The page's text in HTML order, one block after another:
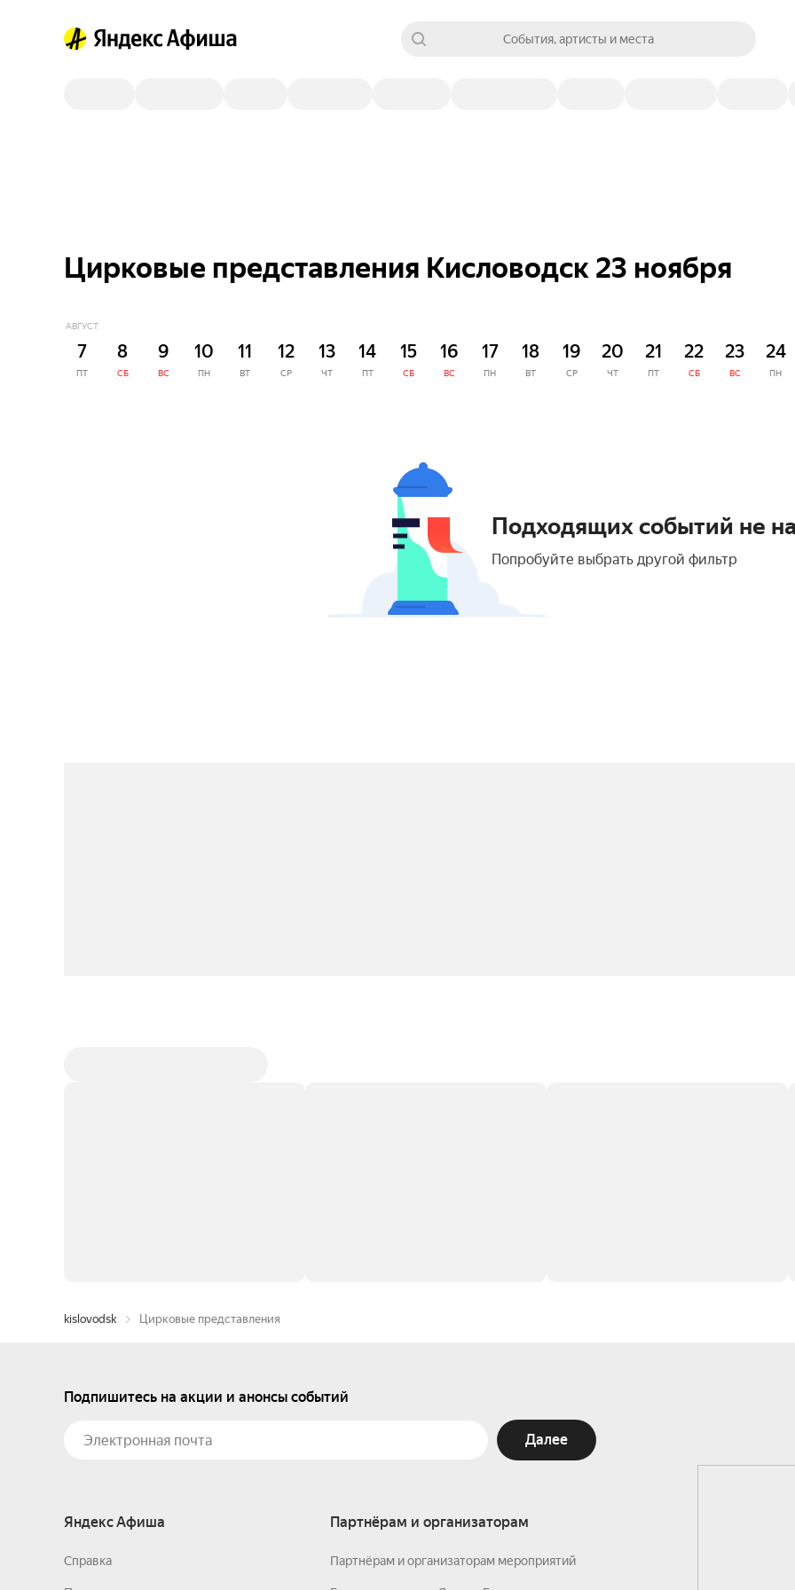
События, артисты и места
Цирковые представления Кисловодск 23 ноября
АВГУСТ
7
ПТ
8
СБ
9
ВС
10
ПН
11
ВТ
12
СР
13
ЧТ
14
ПТ
15
СБ
16
ВС
17
ПН
18
ВТ
19
СР
20
ЧТ
21
ПТ
22
СБ
23
ВС
24
ПН
Подходящих событий не
Попробуйте выбрать другой фильтр
kislovodsk Цирковые представления
Подпишитесь на акции и анонсы событий
Далее
Яндекс Афиша
Справка
Партнёрам и организаторам
Партнёрам и организаторам мероприятий